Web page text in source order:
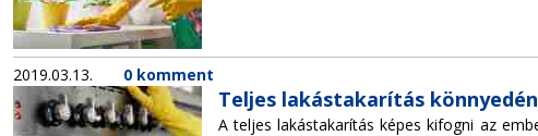
2019.03.13. 0 komment
Teljes lakástakarítás
A teljes lakástakarítás képes kifogni az